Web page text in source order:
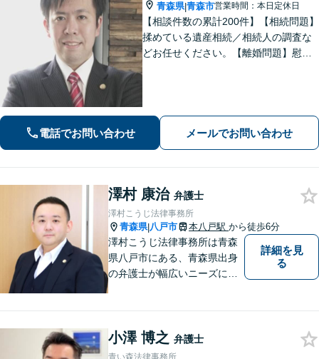
青森県|青森市営業時間：本日定休日
【相談件数の累計200件】【相続問題】
揉めている遺産相続／相続人の調査な
どお任せください。【離婚問題】慰謝
相談可】
電話でお問い合わせ メールでお問い合わせ
澤村 康治 弁護士
澤村こうじ法律事務所
青森県|八戸市 本八戸駅 から徒歩6分
澤村こうじ法律事務所は青森
県八戸市にある、青森県出身
の弁護士が幅広いニーズにお
詳細を見
る
小澤 博之 弁護士
青い森法律事務所